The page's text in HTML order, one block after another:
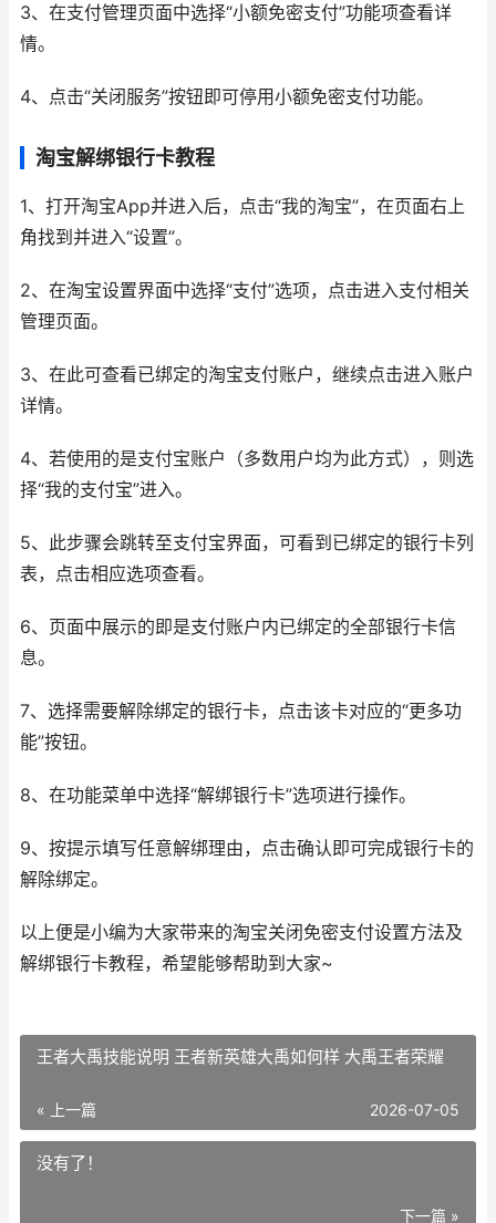
3、在支付管理页面中选择“小额免密支付”功能项查看详
情。
4、点击“关闭服务”按钮即可停用小额免密支付功能。
淘宝解绑银行卡教程
1、打开淘宝App并进入后，点击“我的淘宝”，在页面右上
角找到并进入“设置”。
2、在淘宝设置界面中选择“支付”选项，点击进入支付相关
管理页面。
3、在此可查看已绑定的淘宝支付账户，继续点击进入账户
详情。
4、若使用的是支付宝账户（多数用户均为此方式），则选
择“我的支付宝”进入。
5、此步骤会跳转至支付宝界面，可看到已绑定的银行卡列
表，点击相应选项查看。
6、页面中展示的即是支付账户内已绑定的全部银行卡信
息。
7、选择需要解除绑定的银行卡，点击该卡对应的“更多功
能”按钮。
8、在功能菜单中选择“解绑银行卡”选项进行操作。
9、按提示填写任意解绑理由，点击确认即可完成银行卡的
解除绑定。
以上便是小编为大家带来的淘宝关闭免密支付设置方法及
解绑银行卡教程，希望能够帮助到大家~
王者大禹技能说明 王者新英雄大禹如何样 大禹王者荣耀
« 上一篇 2026-07-05
没有了！
下一篇 »